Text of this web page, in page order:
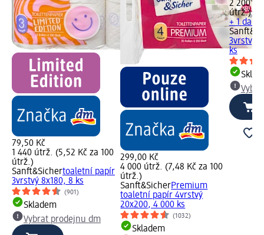
79,50 Kč
1 440 útrž. (5,52 Kč za 100
útrž.)
Sanft&Sichertoaletní papír
3vrstvý 8x180, 8 ks
(901)
Skladem
Vybrat prodejnu dm
299,00 Kč
4 000 útrž. (7,48 Kč za 100
útrž.)
Sanft&SicherPremium
toaletní papír 4vrstvý
20x200, 4 000 ks
(1032)
Skladem
2 200
útrž.)
+ 1 další
3vrstvý
ks